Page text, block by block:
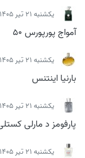
يكشنبه 21 تیر 1405
آمواج پورپورس 50
يكشنبه 21 تیر 1405
بارنیا اینتنس
يكشنبه 21 تیر 1405
پارفومز د مارلی
يكشنبه 21 تیر 1405